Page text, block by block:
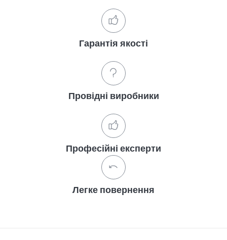
Гарантія якості
Провідні виробники
Професійні експерти
Легке повернення